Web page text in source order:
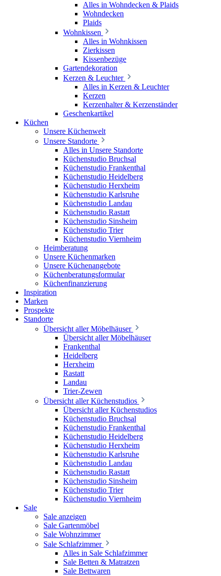
Alles in Wohndecken & Plaids
Wohndecken
Plaids
Wohnkissen
Alles in Wohnkissen
Zierkissen
Kissenbezüge
Gartendekoration
Kerzen & Leuchter
Alles in Kerzen & Leuchter
Kerzen
Kerzenhalter & Kerzenständer
Geschenkartikel
Küchen
Unsere Küchenwelt
Unsere Standorte
Alles in Unsere Standorte
Küchenstudio Bruchsal
Küchenstudio Frankenthal
Küchenstudio Heidelberg
Küchenstudio Herxheim
Küchenstudio Karlsruhe
Küchenstudio Landau
Küchenstudio Rastatt
Küchenstudio Sinsheim
Küchenstudio Trier
Küchenstudio Viernheim
Heimberatung
Unsere Küchenmarken
Unsere Küchenangebote
Küchenberatungsformular
Küchenfinanzierung
Inspiration
Marken
Prospekte
Standorte
Übersicht aller Möbelhäuser
Übersicht aller Möbelhäuser
Frankenthal
Heidelberg
Herxheim
Rastatt
Landau
Trier-Zewen
Übersicht aller Küchenstudios
Übersicht aller Küchenstudios
Küchenstudio Bruchsal
Küchenstudio Frankenthal
Küchenstudio Heidelberg
Küchenstudio Herxheim
Küchenstudio Karlsruhe
Küchenstudio Landau
Küchenstudio Rastatt
Küchenstudio Sinsheim
Küchenstudio Trier
Küchenstudio Viernheim
Sale
Sale anzeigen
Sale Gartenmöbel
Sale Wohnzimmer
Sale Schlafzimmer
Alles in Sale Schlafzimmer
Sale Betten & Matratzen
Sale Bettwaren